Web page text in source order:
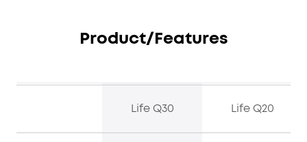
Product/Features
Life Q30 Life Q20